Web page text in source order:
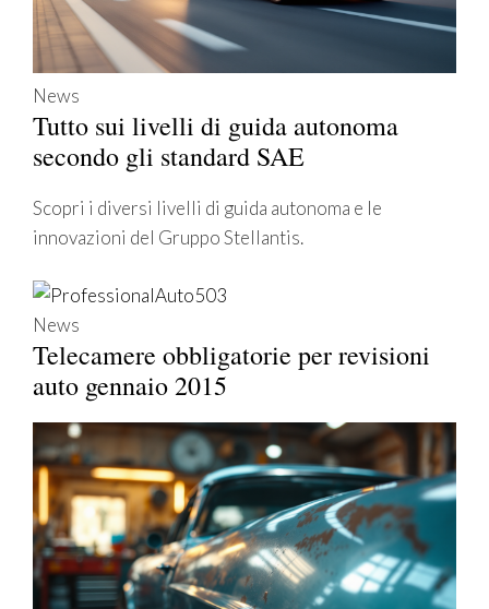
News
Tutto sui livelli di guida autonoma
secondo gli standard SAE
Scopri i diversi livelli di guida autonoma e le
innovazioni del Gruppo Stellantis.
News
Telecamere obbligatorie per revisioni
auto gennaio 2015